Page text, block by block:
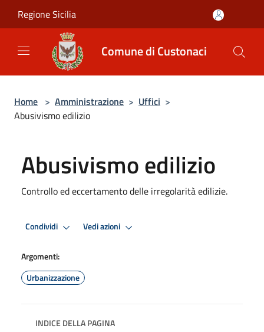
Regione Sicilia
Comune di Custonaci
Home > Amministrazione > Uffici >
Abusivismo edilizio
Abusivismo edilizio
Controllo ed eccertamento delle irregolarità edilizie.
Condividi Vedi azioni
Argomenti:
Urbanizzazione
INDICE DELLA PAGINA